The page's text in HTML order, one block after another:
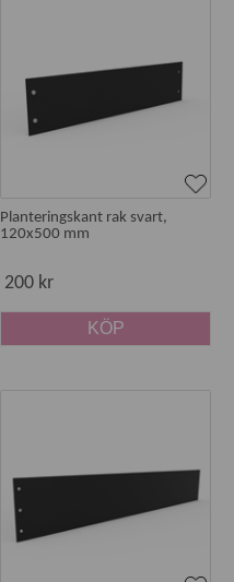
Planteringskant rak svart,
120x500 mm
200 kr
KÖP